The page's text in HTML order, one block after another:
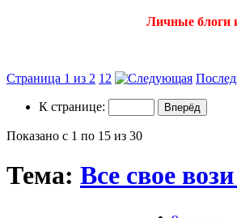
Личные
Страница 1 из 2 1 2
К странице:
Показано с 1 по 15 из 30
Тема: Все свое